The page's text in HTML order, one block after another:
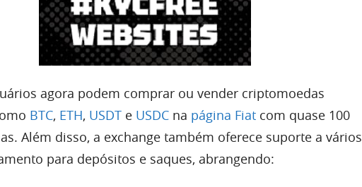
agora podem comprar ou vender criptomoedas
BTC, ETH, USDT e USDC na página Fiat com quase 100
Além disso, a exchange também oferece suporte a vários
para depósitos e saques, abrangendo: